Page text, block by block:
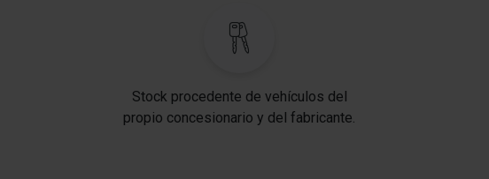
Stock procedente de vehículos del
propio concesionario y del fabricante.